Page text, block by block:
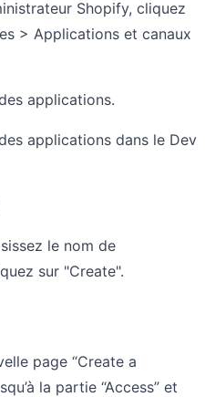
Shopify, cliquez
> Applications et canaux
applications.
applications dans le Dev
le nom de
sur "Create".
page “Create a
la partie “Access” et